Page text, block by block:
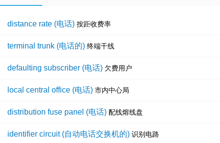
distance rate (电话) 按距收费率
terminal trunk (电话的) 终端干线
defaulting subscriber (电话) 欠费用户
local central office (电话) 市内中心局
distribution fuse panel (电话) 配线熔线盘
identifier circuit (自动电话交换机的) 识别电路